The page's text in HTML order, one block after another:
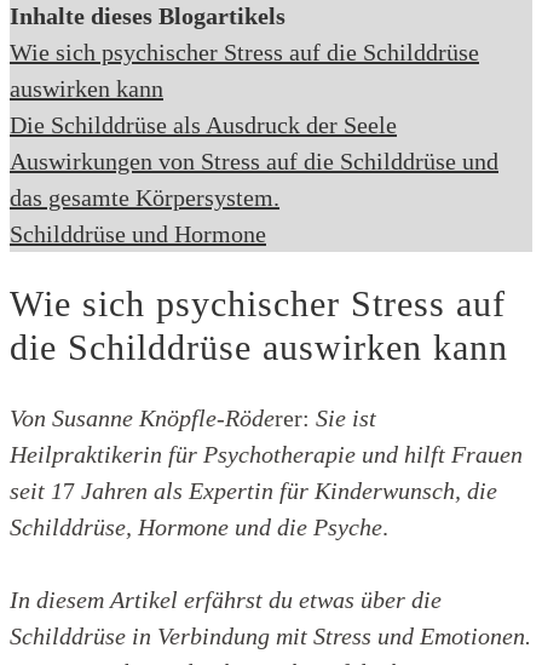
Inhalte dieses Blogartikels
Wie sich psychischer Stress auf die Schilddrüse
auswirken kann
Die Schilddrüse als Ausdruck der Seele
Auswirkungen von Stress auf die Schilddrüse und
das gesamte Körpersystem.
Schilddrüse und Hormone
Wie sich psychischer Stress auf
die Schilddrüse auswirken kann
Von Susanne Knöpfle-Röderer: Sie ist
Heilpraktikerin für Psychotherapie und hilft Frauen
seit 17 Jahren als Expertin für Kinderwunsch, die
Schilddrüse, Hormone und die Psyche.
In diesem Artikel erfährst du etwas über die
Schilddrüse in Verbindung mit Stress und Emotionen.